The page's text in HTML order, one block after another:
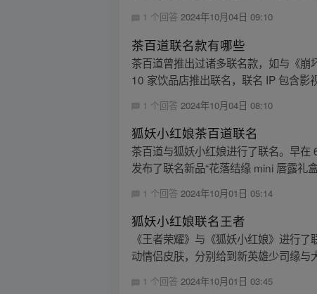
1 个回答2024年10月04日 09:10
茶百道联名款有哪些
茶百道曾推出过诸多联名款，如与《
10 家饮品店推出联名，联名 IP 包含影
1 个回答 2024年10月04日 08:10
狐妖小红娘茶百道联名
茶百道与狐妖小红娘进行了联名。早在
发布了联名新品“花落结缘 mini 唇露礼
1 个回答 2024年10月01日 05:14
狐妖小红娘联名王者
《王者荣耀》与《狐妖小红娘》进行
动情侣皮肤，分别给到新英雄少司缘
1 个回答2024年10月01日 03:45